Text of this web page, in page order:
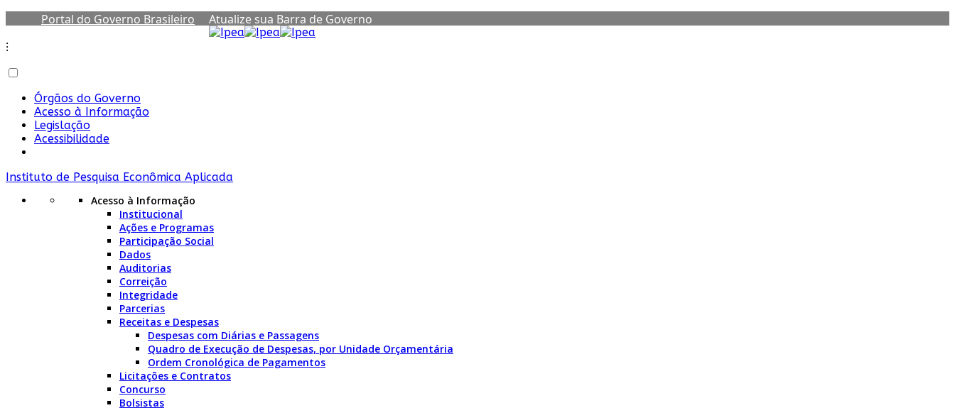
Portal do Governo Brasileiro Atualize sua Barra de Governo
⁝
Órgãos do Governo
Acesso à Informação
Legislação
Acessibilidade
Instituto de Pesquisa Econômica Aplicada
Acesso à Informação
Institucional
Ações e Programas
Participação Social
Dados
Auditorias
Correição
Integridade
Parcerias
Receitas e Despesas
Despesas com Diárias e Passagens
Quadro de Execução de Despesas, por Unidade Orçamentária
Ordem Cronológica de Pagamentos
Licitações e Contratos
Concurso
Bolsistas